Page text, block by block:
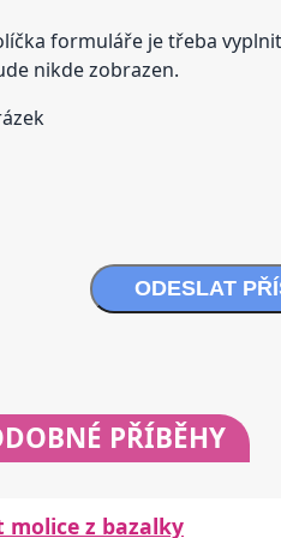
formuláře je třeba
nikde zobrazen.
ODESLAT
PŘÍBĚHY
molice z bazalky